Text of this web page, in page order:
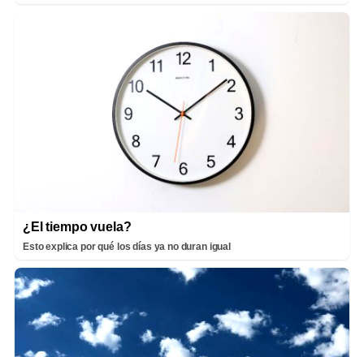
¿El tiempo vuela?
Esto explica por qué los días ya no duran igual